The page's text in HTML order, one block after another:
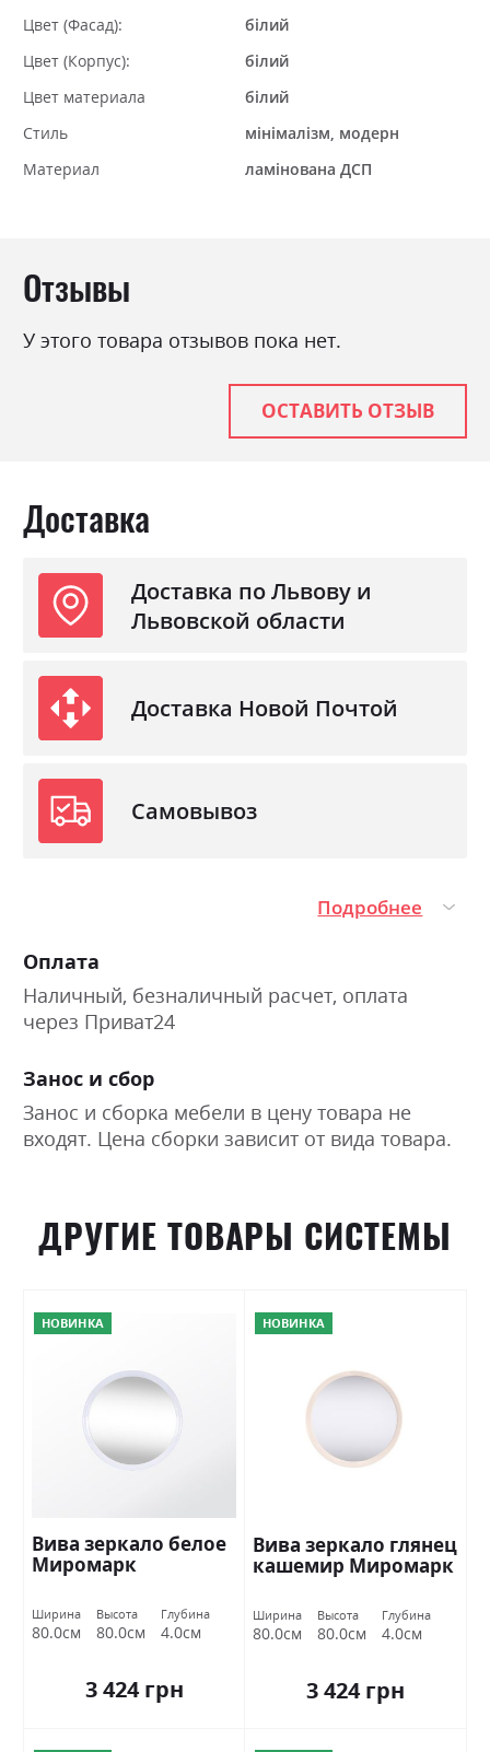
Цвет (Фасад):
білий
Цвет (Корпус):
білий
Цвет материала
білий
Стиль
мінімалізм, модерн
Материал
ламінована ДСП
Отзывы
У этого товара отзывов пока нет.
ОСТАВИТЬ ОТЗЫВ
Доставка
Доставка по Львову и
Львовской области
Доставка Новой Почтой
Самовывоз
Подробнее
Оплата
Наличный, безналичный расчет, оплата
через Приват24
Занос и сбор
Занос и сборка мебели в цену товара не
входят. Цена сборки зависит от вида товара.
ДРУГИЕ ТОВАРЫ СИСТЕМЫ
НОВИНКА
Вива зеркало белое
Миромарк
Ширина
80.0см
Высота
80.0см
Глубина
4.0см
3 424 грн
НОВИНКА
Вива зеркало глянец
кашемир Миромарк
Ширина
80.0см
Высота
80.0см
Глубина
4.0см
3 424 грн